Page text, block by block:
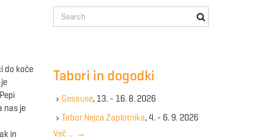
do koče
nas je
in
e
e
y
w
Tabori in dogodki
Gesause, 13. - 16. 8. 2026
Tabor Nejca Zaplotnika, 4. - 6. 9. 2026
Več … →